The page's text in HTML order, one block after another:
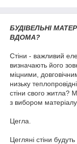
БУДІВЕЛЬНІ
ВДОМА?
Стіни - важливий
визначають його
міцними,
низьку
стіни свого житла?
з вибором
Цегла.
Цегляні стіни